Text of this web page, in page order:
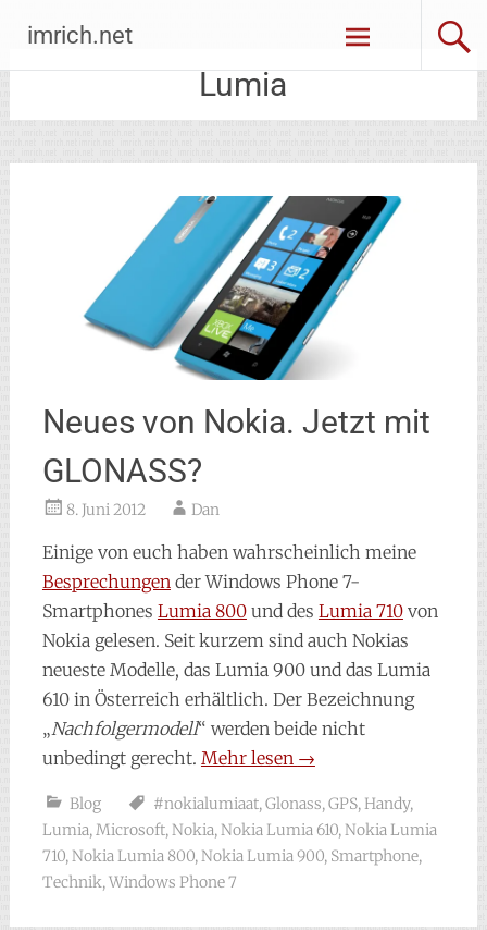
Inhalt
springen
imrich.net
Lumia
Neues von Nokia. Jetzt mit
GLONASS?
8. Juni 2012 Dan
Einige von euch haben wahrscheinlich meine
Besprechungen der Windows Phone 7-
Smartphones Lumia 800und des Lumia 710von
Nokia gelesen. Seit kurzem sind auch Nokias
neueste Modelle, das Lumia 900 und das Lumia
610 in Österreich erhältlich. Der Bezeichnung
„Nachfolgermodell“ werden beide nicht
unbedingt gerecht. Mehr lesen →
Blog #nokialumiaat,Glonass,GPS,Handy,
Lumia,Microsoft,Nokia,Nokia Lumia 610,Nokia Lumia
710,Nokia Lumia 800,Nokia Lumia 900, Smartphone,
Technik,Windows Phone 7